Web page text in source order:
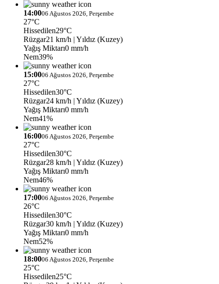
14:0006 Ağustos 2026, Perşembe
27°C
Hissedilen29°C
Rüzgar21 km/h | Yıldız (Kuzey)
Yağış Miktarı0 mm/h
Nem39%
15:0006 Ağustos 2026, Perşembe
27°C
Hissedilen30°C
Rüzgar24 km/h | Yıldız (Kuzey)
Yağış Miktarı0 mm/h
Nem41%
16:0006 Ağustos 2026, Perşembe
27°C
Hissedilen30°C
Rüzgar28 km/h | Yıldız (Kuzey)
Yağış Miktarı0 mm/h
Nem46%
17:0006 Ağustos 2026, Perşembe
26°C
Hissedilen30°C
Rüzgar30 km/h | Yıldız (Kuzey)
Yağış Miktarı0 mm/h
Nem52%
18:0006 Ağustos 2026, Perşembe
25°C
Hissedilen25°C